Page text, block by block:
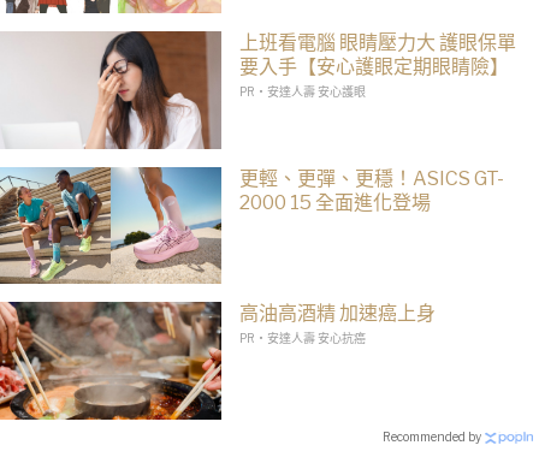
上班看電腦 眼睛壓力大 護眼保單
要入手【安心護眼定期眼睛險】
PR・安達人壽 安心護眼
更輕、更彈、更穩！ASICS GT-
2000 15 全面進化登場
高油高酒精 加速癌上身
PR・安達人壽 安心抗癌
Recommended by